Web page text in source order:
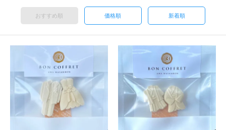
おすすめ順 価格順 新着順